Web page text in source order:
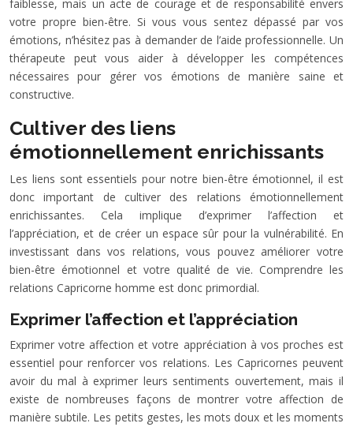
faiblesse, mais un acte de courage et de responsabilité envers
votre propre bien-être. Si vous vous sentez dépassé par vos
émotions, n’hésitez pas à demander de l’aide professionnelle. Un
thérapeute peut vous aider à développer les compétences
nécessaires pour gérer vos émotions de manière saine et
constructive.
Cultiver des liens
émotionnellement enrichissants
Les liens sont essentiels pour notre bien-être émotionnel, il est
donc important de cultiver des relations émotionnellement
enrichissantes. Cela implique d’exprimer l’affection et
l’appréciation, et de créer un espace sûr pour la vulnérabilité. En
investissant dans vos relations, vous pouvez améliorer votre
bien-être émotionnel et votre qualité de vie. Comprendre les
relations Capricorne homme est donc primordial.
Exprimer l’affection et l’appréciation
Exprimer votre affection et votre appréciation à vos proches est
essentiel pour renforcer vos relations. Les Capricornes peuvent
avoir du mal à exprimer leurs sentiments ouvertement, mais il
existe de nombreuses façons de montrer votre affection de
manière subtile. Les petits gestes, les mots doux et les moments